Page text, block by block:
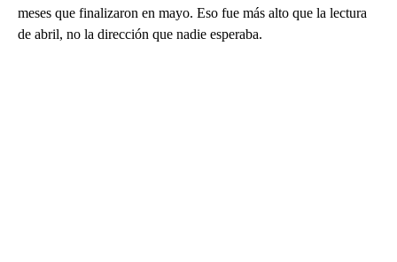
meses que finalizaron en mayo. Eso fue más alto que la lectura
de abril, no la dirección que nadie esperaba.